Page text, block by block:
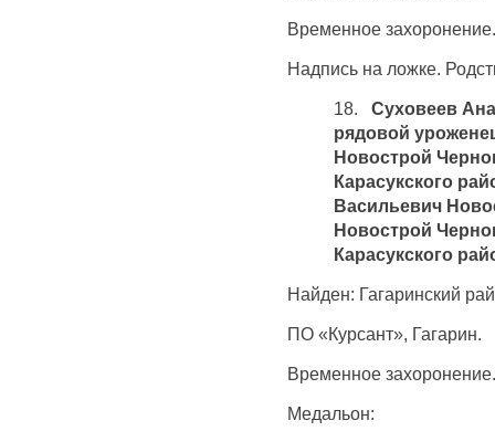
Временное захоронение.
Надпись на ложке.
18. Суховеев
рядовой
Новострой
Карасукского
Васильевич
Новострой
Карасукского
Найден: Гагаринский
ПО «Курсант», Гагарин.
Временное захоронение.
Медальон: